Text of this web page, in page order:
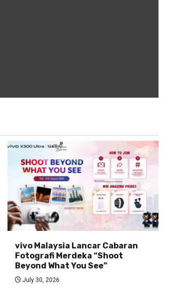
vivo Malaysia Lancar Cabaran
Fotografi Merdeka “Shoot
Beyond What You See”
July 30, 2026